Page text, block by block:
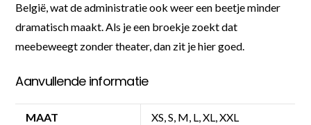
België, wat de administratie ook weer een beetje minder
dramatisch maakt. Als je een broekje zoekt dat
meebeweegt zonder theater, dan zit je hier goed.
Aanvullende informatie
MAAT XS, S, M, L, XL, XXL